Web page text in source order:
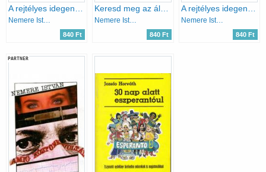
Nemere István (szerk)
840 Ft
Nemere István
840 Ft
Nemere István (szerk)
840 Ft
PARTNER